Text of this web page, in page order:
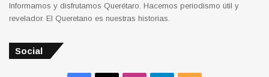
Informamos y disfrutamos Querétaro. Hacemos periodismo útil y
revelador. El Queretano es nuestras historias.
Social